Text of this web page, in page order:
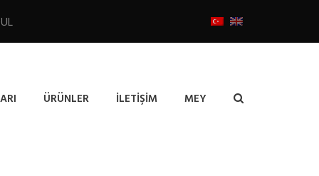
ÜRÜNLER İLETIŞIM MEY